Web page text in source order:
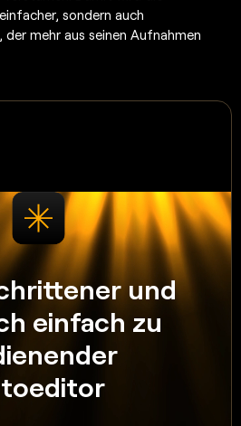
sondern auch
mehr aus seinen Aufnahmen
und
einfach zu